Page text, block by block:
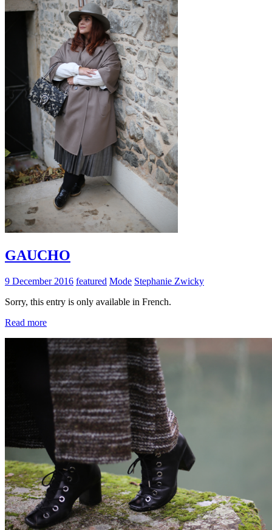
GAUCHO
9 December 2016 featured Mode Stephanie Zwicky
Sorry, this entry is only available in French.
Read more